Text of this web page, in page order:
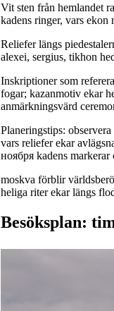
Vit sten från hemlandet
kadens ringer, vars ekon
Reliefer längs
alexei, sergius, tikhon
Inskriptioner som
fogar; kazanmotiv ekar
anmärkningsvärd
Planeringstips:
vars reliefer ekar
ноября kadens markerar
moskva förblir
heliga riter ekar längs
Besöksplan: